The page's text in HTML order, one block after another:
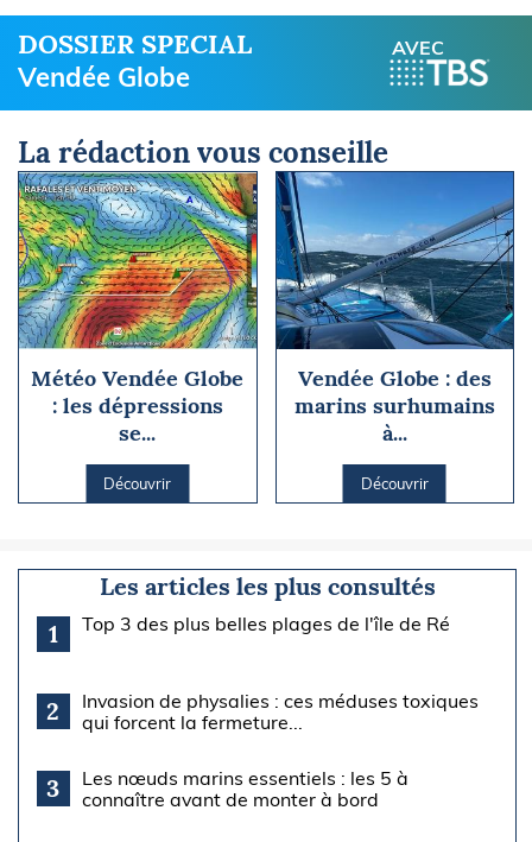
DOSSIER SPECIAL
Vendée Globe
AVEC
La rédaction vous conseille
Météo Vendée Globe
: les dépressions
se...
Découvrir
Vendée Globe : des
marins surhumains
à...
Découvrir
Les articles les plus consultés
1
Top 3 des plus belles plages de l'île de Ré
2
Invasion de physalies : ces méduses toxiques
qui forcent la fermeture...
3
Les nœuds marins essentiels : les 5 à
connaître avant de monter à bord